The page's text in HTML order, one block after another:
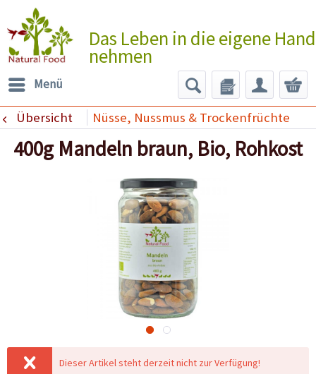
Das Leben in die eigene Hand
nehmen
Menü
Übersicht Nüsse, Nussmus & Trockenfrüchte
400g Mandeln braun, Bio, Rohkost
Dieser Artikel steht derzeit nicht zur Verfügung!